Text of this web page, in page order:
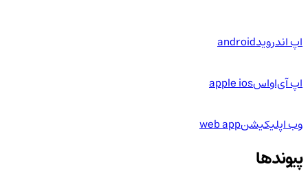
اپ اندرویدandroid
اپ آی‌او‌اسapple ios
وب اپلیکیشنweb app
پیوندها